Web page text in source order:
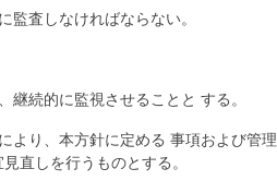
査しなければならない。
続的に監視させることと する。
り、本方針に定める 事項および管
直しを行うものとする。